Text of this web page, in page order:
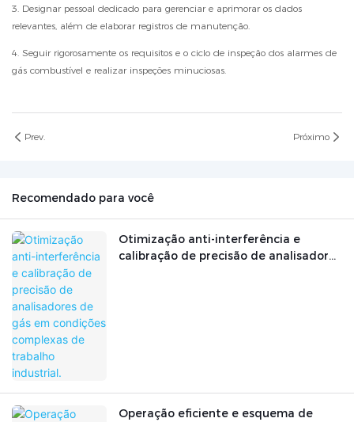
3. Designar pessoal dedicado para gerenciar e aprimorar os dados
relevantes, além de elaborar registros de manutenção.
4. Seguir rigorosamente os requisitos e o ciclo de inspeção dos alarmes de
gás combustível e realizar inspeções minuciosas.
Prev. Próximo
Recomendado para você
Otimização anti-interferência e
calibração de precisão de analisadores
Operação eficiente e esquema de